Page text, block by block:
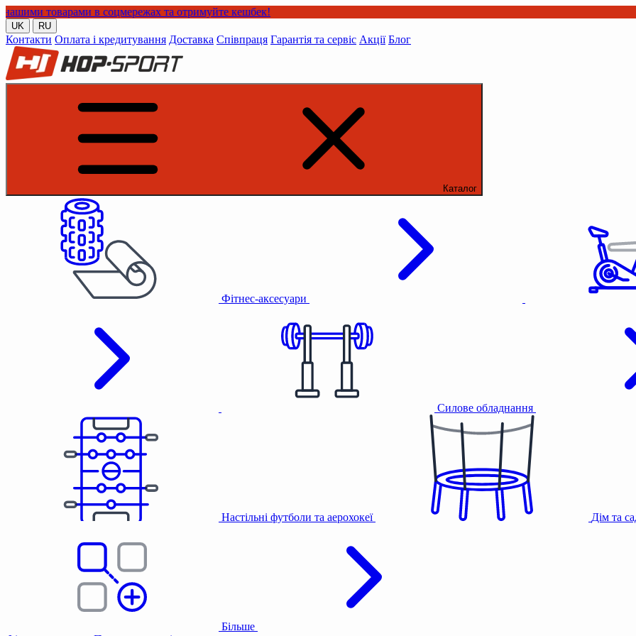
в соцмережах та отримуйте кешбек!
UK RU
Контакти Оплата і кредитування Доставка Співпраця Гарантія та сервіс Акції Блог
Каталог
Фітнес-аксесуари
Силове обладнання
Настільні футболи та аерохокеї Дім та
Більше